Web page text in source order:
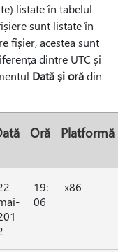
listate în tabelul
sunt listate în
fișier, acestea sunt
dintre UTC și
Dată și orădin
Oră Platformă
19:
06
x86